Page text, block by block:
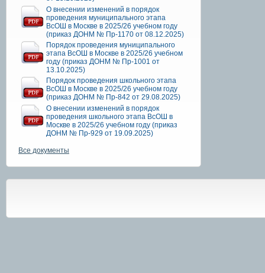
О внесении изменений в порядок
проведения муниципального этапа
ВсОШ в Москве в 2025/26 учебном году
(приказ ДОНМ № Пр-1170 от 08.12.2025)
Порядок проведения муниципального
этапа ВсОШ в Москве в 2025/26 учебном
году (приказ ДОНМ № Пр-1001 от
13.10.2025)
Порядок проведения школьного этапа
ВсОШ в Москве в 2025/26 учебном году
(приказ ДОНМ № Пр-842 от 29.08.2025)
О внесении изменений в порядок
проведения школьного этапа ВсОШ в
Москве в 2025/26 учебном году (приказ
ДОНМ № Пр-929 от 19.09.2025)
Все документы